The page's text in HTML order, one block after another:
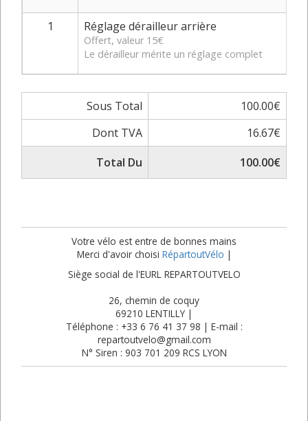
1 Réglage dérailleur arrière
Offert, valeur 15€
Le dérailleur mérite un réglage complet
Sous Total
100.00€
Dont TVA
16.67€
Total Du
100.00€
Votre vélo est entre de bonnes mains
Merci d'avoir choisi RépartoutVélo |
Siège social de l'EURL REPARTOUTVELO
26, chemin de coquy
69210 LENTILLY |
Téléphone : +33 6 76 41 37 98 | E-mail :
repartoutvelo@gmail.com
N° Siren : 903 701 209 RCS LYON